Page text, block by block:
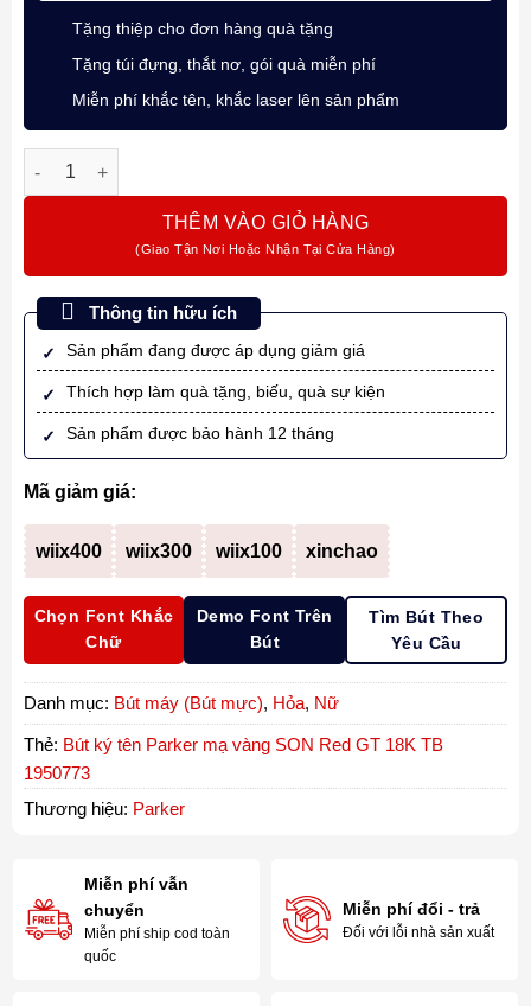
Tặng thiệp cho đơn hàng quà tặng
Tặng túi đựng, thắt nơ, gói quà miễn phí
Miễn phí khắc tên, khắc laser lên sản phẩm
Bút ký tên Parker mạ vàng SON Red GT 18K TB 1950773 số
THÊM VÀO GIỎ HÀNG
Thông tin hữu ích
Sản phẩm đang được áp dụng giảm giá
Thích hợp làm quà tặng, biếu, quà sự kiện
Sản phẩm được bảo hành 12 tháng
Mã giảm giá:
wiix400 wiix300 wiix100 xinchao
Chọn Font Khắc
Chữ
Demo Font Trên
Bút
Tìm Bút Theo
Yêu Cầu
Danh mục: Bút máy (Bút mực), Hỏa, Nữ
Thẻ: Bút ký tên Parker mạ vàng SON Red GT 18K TB
1950773
Thương hiệu: Parker
Miễn phí vẫn
chuyển
Miễn phí ship cod toàn
quốc
Miễn phí đổi - trả
Đối với lỗi nhà sản xuất